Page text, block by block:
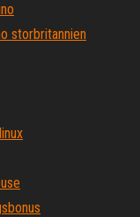
storbritannien